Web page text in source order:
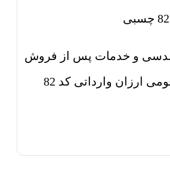
و خدمات پس از فروش
دیوارپوش فومی ارزان وارداتی کد 82